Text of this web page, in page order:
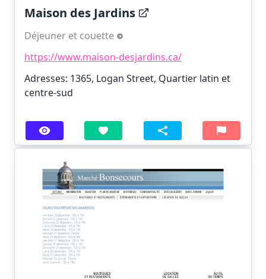
Maison des Jardins
Déjeuner et couette
https://www.maison-desjardins.ca/
Adresses: 1365, Logan Street, Quartier latin et
centre-sud